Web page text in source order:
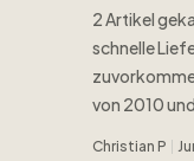
2 Artikel
schnelle
von 2010
Christian P